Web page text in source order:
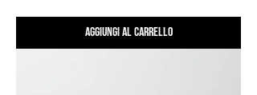
Aggiungi al carrello